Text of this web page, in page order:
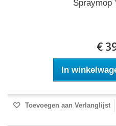
Spraymop
€
In
Toevoegen aan Verlanglijst